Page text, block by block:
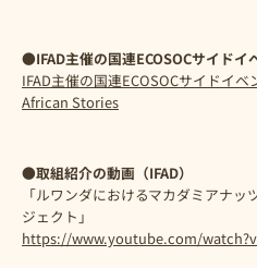
●IFAD主催の国連ECOSOCサイド
IFAD主催の国連ECOSOCサイドイ
African Stories
●取組紹介の動画（IFAD）
「ルワンダにおけるマカダミアナ
ジェクト」
https://www.youtube.com/